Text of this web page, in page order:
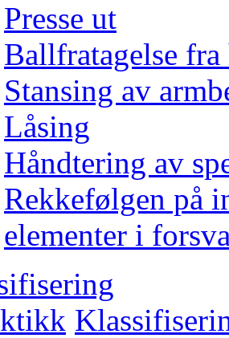
Presse ut
Ballfratagelse fra
Stansing av
Låsing
Håndtering av
Rekkefølgen på
elementer i